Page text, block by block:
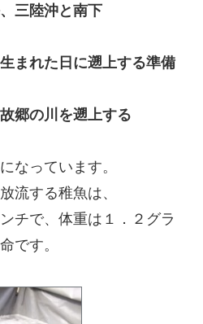
三陸沖と南下
まれた日に遡上する準備
郷の川を遡上する
なっています。
流する稚魚は、
チで、体重は１．２グラ
です。